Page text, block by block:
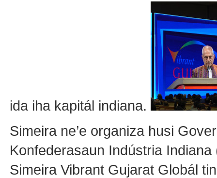
ida iha kapitál indiana.
Simeira ne’e organiza husi
Konfederasaun Indústria
Simeira Vibrant Gujarat Globál